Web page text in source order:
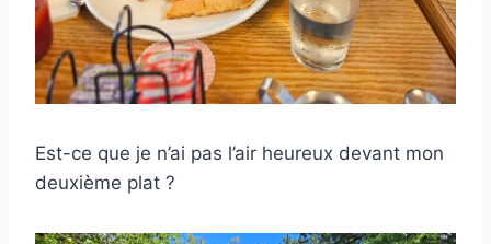
Est-ce que je n’ai pas l’air heureux devant mon
deuxième plat ?